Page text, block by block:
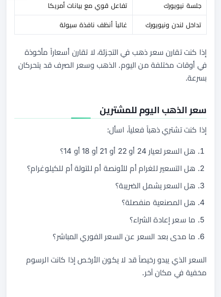
جلسة نيويورك تفاعل قوي مع بيانات أمريكا
تداخل لندن ونيويورك غالباً أنظف نافذة سيولة
إذا كنت تقارن سعر ذهب في التجزئة، لا تقارن أسعاراً مأخوذة
في أوقات مختلفة من اليوم. الذهب وسعر الصرف قد يتحركان
بسرعة.
سعر الذهب اليوم للمشترين
إذا كنت تشتري ذهباً فعلياً، اسأل:
هل السعر لعيار 24 أو 22 أو 21 أو 18 أو 14؟
هل التسعير للغرام أم للأونصة أم للتولة أم للكيلوغرام؟
هل السعر يشمل الضريبة؟
هل المصنعية منفصلة؟
ما سعر إعادة الشراء؟
ما مدى بعد السعر عن السعر الفوري المباشر؟
السعر الذي يبدو رخيصاً قد لا يكون الأرخص إذا كانت الرسوم
مخفية في مكان آخر.